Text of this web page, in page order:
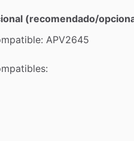
(recomendado/
APV2645